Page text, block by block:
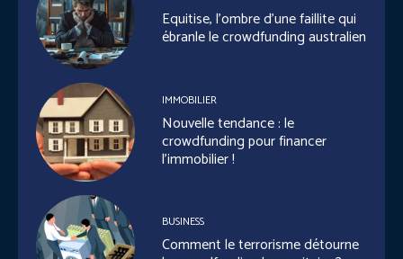
Equitise, l’ombre d’une faillite qui
ébranle le crowdfunding australien
IMMOBILIER
Nouvelle tendance : le
crowdfunding pour financer
l’immobilier !
BUSINESS
Comment le terrorisme détourne